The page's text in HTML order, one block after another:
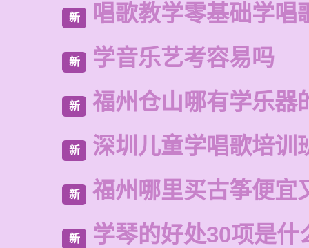
新 唱歌教学零基础学唱
新 学音乐艺考容易吗
新 福州仓山哪有学乐器
新 深圳儿童学唱歌培训
新 福州哪里买古筝便宜
新 学琴的好处30项是什